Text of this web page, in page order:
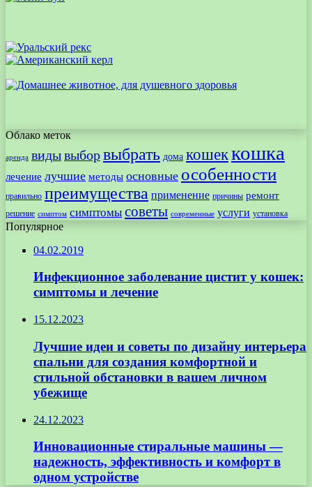
Облако меток
аренда видывыборвыбрать дома кошеккошка
лечение лучшие методы основные особенности
правильно преимущества применение причины ремонт
решение симптом симптомы советы современные услуги установка
Популярное
04.02.2019
Инфекционное заболевание цистит у кошек:
симптомы и лечение
15.12.2023
Лучшие идеи и советы по дизайну интерьера
спальни для создания комфортной и
стильной обстановки в вашем личном
убежище
24.12.2023
Инновационные стиральные машины —
надежность, эффективность и комфорт в
одном устройстве